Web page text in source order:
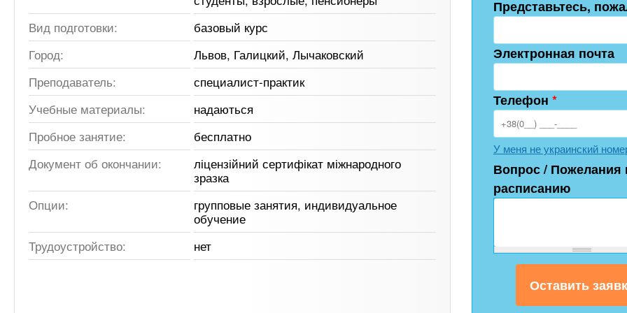
Вид подготовки:
базовый курс
Город:
Львов, Галицкий, Лычаковский
Преподаватель:
специалист-практик
Учебные материалы:
надаються
Пробное занятие:
бесплатно
Документ об окончании:
ліцензійний сертифікат міжнародного
зразка
Опции:
групповые занятия, индивидуальное
обучение
Трудоустройство:
нет
Представьтесь,
Электронная почта
Телефон *
У меня не украинский
Вопрос / Пожелания
расписанию